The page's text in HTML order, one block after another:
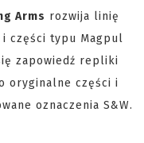
Arms rozwija linię
części typu Magpul
zapowiedź repliki
oryginalne części i
oznaczenia S&W.